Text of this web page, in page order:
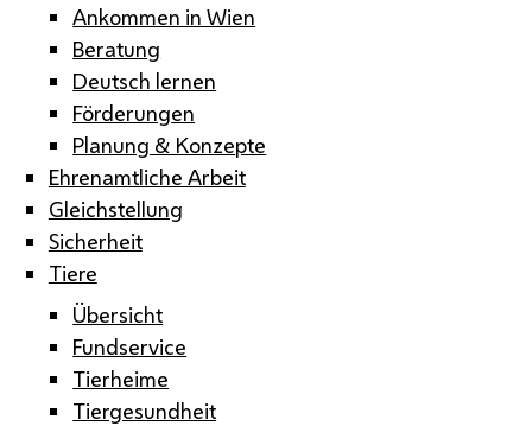
Ankommen in Wien
Beratung
Deutsch lernen
Förderungen
Planung & Konzepte
Ehrenamtliche Arbeit
Gleichstellung
Sicherheit
Tiere
Übersicht
Fundservice
Tierheime
Tiergesundheit